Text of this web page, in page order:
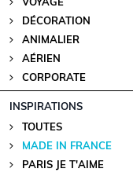
DÉCORATION
ANIMALIER
AÉRIEN
CORPORATE
INSPIRATIONS
TOUTES
MADE IN FRANCE
PARIS JE T'AIME